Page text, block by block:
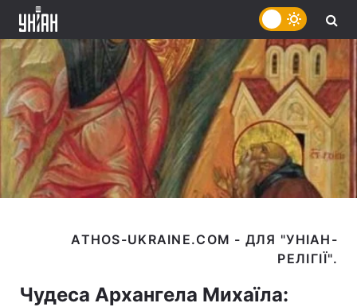
ATHOS-UKRAINE.COM - ДЛЯ "УНІАН-
Чудеса Архангела Михаїла: